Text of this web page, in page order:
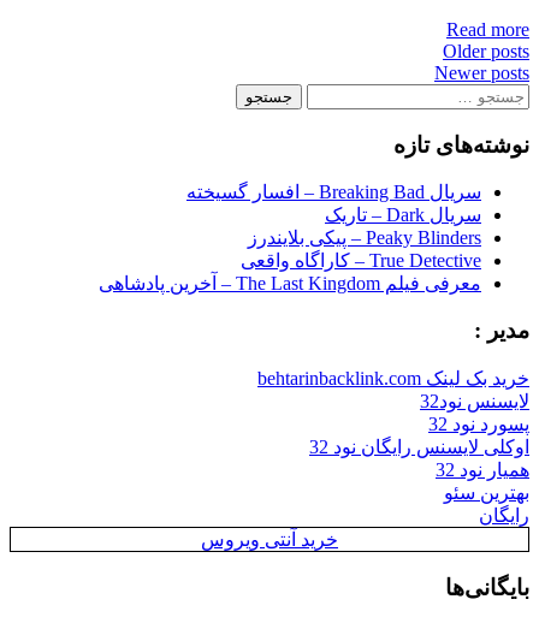
Read more
Posts
navigation
Older posts
Newer posts
جستجو
نوشته‌های تازه
سریال Breaking Bad – افسار گسیخته
سریال Dark – تاریک
Peaky Blinders – پیکی بلایندرز
True Detective – کاراگاه واقعی
معرفی فیلم The Last Kingdom – آخرین پادشاهی
مدیر :
خرید بک لینک behtarinbacklink.com
لایسنس نود32
پسورد نود 32
اوکلی لایسنس رایگان نود 32
همیار نود 32
بهترین سئو
رایگان
خرید آنتی ویروس
بایگانی‌ها